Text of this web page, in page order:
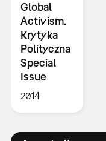
Global
Activism.
Krytyka
Polityczna
Special
Issue
2014